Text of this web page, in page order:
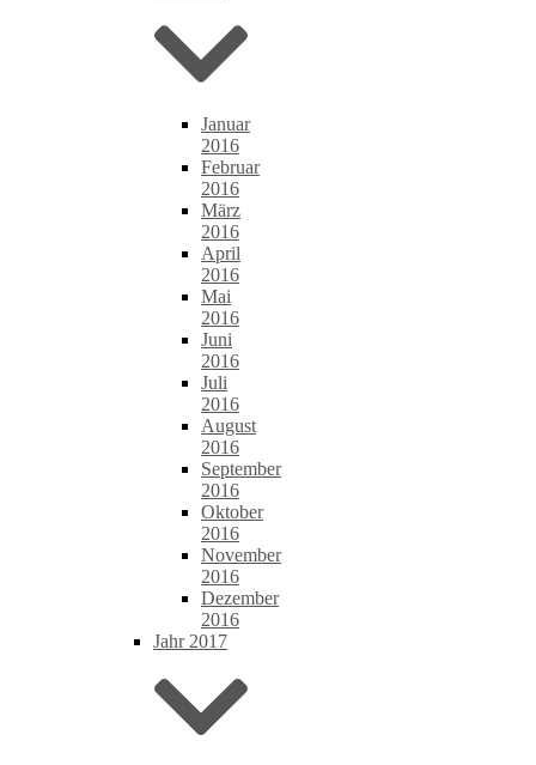
Januar
2016
Februar
2016
März
2016
April
2016
Mai
2016
Juni
2016
Juli
2016
August
2016
September
2016
Oktober
2016
November
2016
Dezember
2016
Jahr 2017